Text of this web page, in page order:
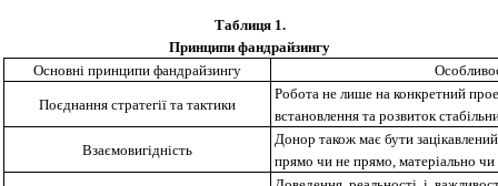
Таблиця 1.
Принципи фандрайзингу
Основні принципи фандрайзингу
Поєднання стратегії та тактики
Робота не лише на конкретний
встановлення та розвиток
Взаємовигідність
Донор також має бути
прямо чи не прямо, матеріально